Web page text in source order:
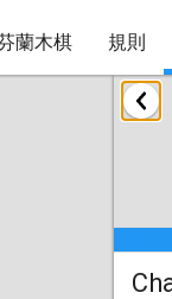
蘭木棋 規則
2020